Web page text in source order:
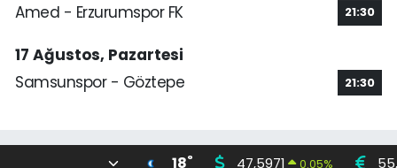
Amed - Erzurumspor FK 21:30
17 Ağustos, Pazartesi
Samsunspor - Göztepe
21:30
18° 47,5971 0.05%